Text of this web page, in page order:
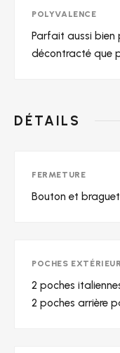
POLYVALENCE
Parfait aussi bien
décontracté que
DÉTAILS
FERMETURE
Bouton et
POCHES
2 poches
2 poches arrière